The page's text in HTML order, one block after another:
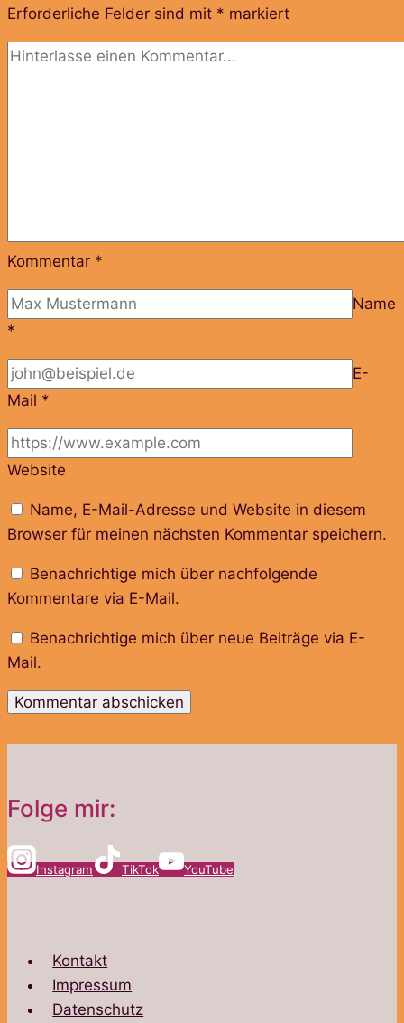
Erforderliche Felder sind mit * markiert
Kommentar *
Name
*
E-
Mail *
Website
Name, E-Mail-Adresse und Website in diesem
Browser für meinen nächsten Kommentar speichern.
Benachrichtige mich über nachfolgende
Kommentare via E-Mail.
Benachrichtige mich über neue Beiträge via E-
Mail.
Folge mir:
Instagram TikTok YouTube
Kontakt
Impressum
Datenschutz